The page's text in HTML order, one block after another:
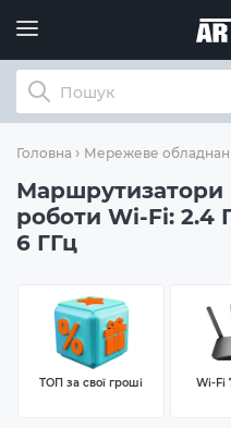
Головна Мережеве
Маршрутизатори
роботи Wi-Fi: 2.4
6 ГГц
ТОП за свої гроші Wi-Fi